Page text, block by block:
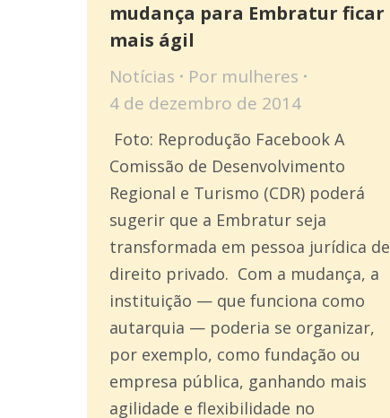
mudança para Embratur ficar
mais ágil
Notícias Por mulheres
4 de dezembro de 2014
Foto: Reprodução Facebook A
Comissão de Desenvolvimento
Regional e Turismo (CDR) poderá
sugerir que a Embratur seja
transformada em pessoa jurídica de
direito privado. Com a mudança, a
instituição — que funciona como
autarquia — poderia se organizar,
por exemplo, como fundação ou
empresa pública, ganhando mais
agilidade e flexibilidade no